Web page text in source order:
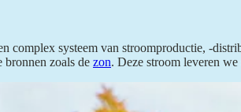
complex systeem van stroomproductie, -
bronnen zoals de zon. Deze stroom leveren